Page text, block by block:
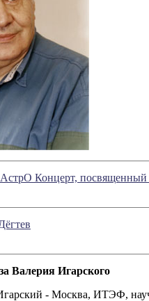
АстрО Концерт,
Валерия Игарского
- Москва, ИТЭФ,